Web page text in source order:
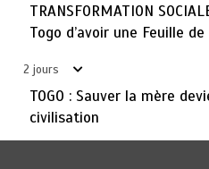
TRANSFORMATION
Togo d’avoir une Feuille
2 jours
TOGO : Sauver la mère
civilisation
RECHERCHE ET
l’enracinement du génie
tourisme